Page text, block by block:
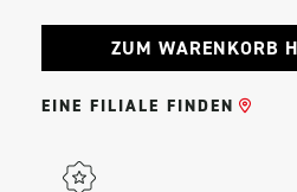
Aktueller
Bestand:
EINE FILIALE FINDEN